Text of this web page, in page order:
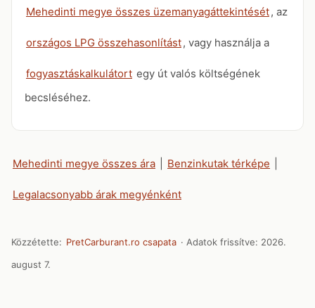
Mehedinti megye összes üzemanyagáttekintését, az
országos LPG összehasonlítást, vagy használja a
fogyasztáskalkulátort egy út valós költségének
becsléséhez.
Mehedinti megye összes ára Benzinkutak térképe
Legalacsonyabb árak megyénként
Közzétette: PretCarburant.ro csapata · Adatok frissítve: 2026.
august 7.